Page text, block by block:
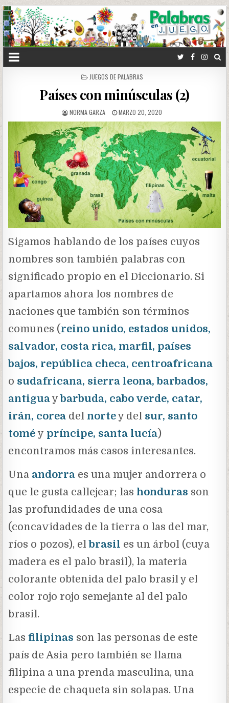
POSTED
JUEGOS DE PALABRAS
Países con minúsculas (2)
NORMA GARZA MARZO 20, 2020
Sigamos hablando de los países cuyos
nombres son también palabras con
significado propio en el Diccionario. Si
apartamos ahora los nombres de
naciones que también son términos
comunes (reino unido, estados unidos,
salvador, costa rica, marfil, países
bajos, república checa, centroafricana
o sudafricana, sierra leona, barbados,
antiguaybarbuda, cabo verde, catar,
irán, corea del nortey del sur, santo
tomé y príncipe, santa lucía)
encontramos más casos interesantes.
Una andorra es una mujer andorrera o
que le gusta callejear; las honduras son
las profundidades de una cosa
(concavidades de la tierra o las del mar,
ríos o pozos), elbrasil es un árbol (cuya
madera es el palo brasil), la materia
colorante obtenida del palo brasil y el
color rojo rojo semejante al del palo
brasil.
Lasfilipinas son las personas de este
país de Asia pero también se llama
filipina a una prenda masculina, una
especie de chaqueta sin solapas. Una